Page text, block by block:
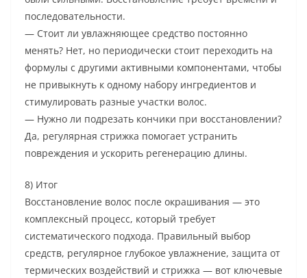
последовательности.
— Стоит ли увлажняющее средство постоянно
менять? Нет, но периодически стоит переходить на
формулы с другими активными компонентами, чтобы
не привыкнуть к одному набору ингредиентов и
стимулировать разные участки волос.
— Нужно ли подрезать кончики при восстановлении?
Да, регулярная стрижка помогает устранить
повреждения и ускорить регенерацию длины.
8) Итог
Восстановление волос после окрашивания — это
комплексный процесс, который требует
систематического подхода. Правильный выбор
средств, регулярное глубокое увлажнение, защита от
термических воздействий и стрижка — вот ключевые